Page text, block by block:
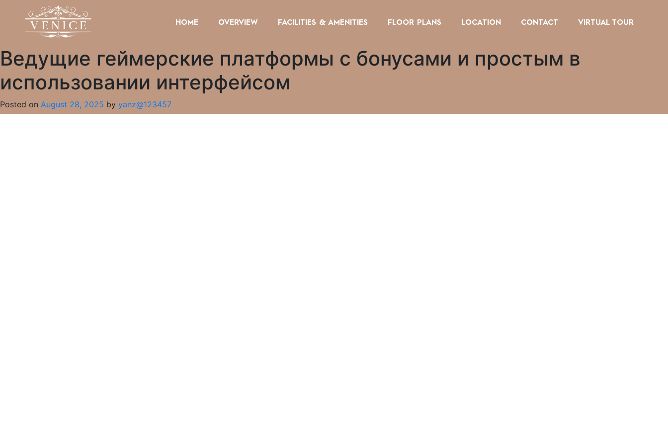
HOME OVERVIEW FACILITIES & AMENITIES FLOOR PLANS LOCATION CONTACT VIRTUAL TOUR
Ведущие геймерские платформы с бонусами и простым в
использовании интерфейсом
Posted on August 28, 2025 by yanz@123457